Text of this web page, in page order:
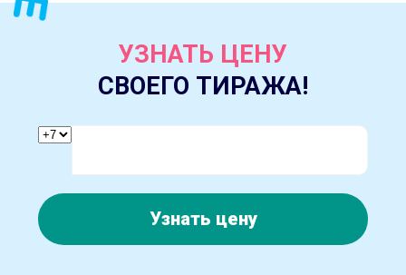
УЗНАТЬ ЦЕНУ
СВОЕГО ТИРАЖА!
Узнать цену